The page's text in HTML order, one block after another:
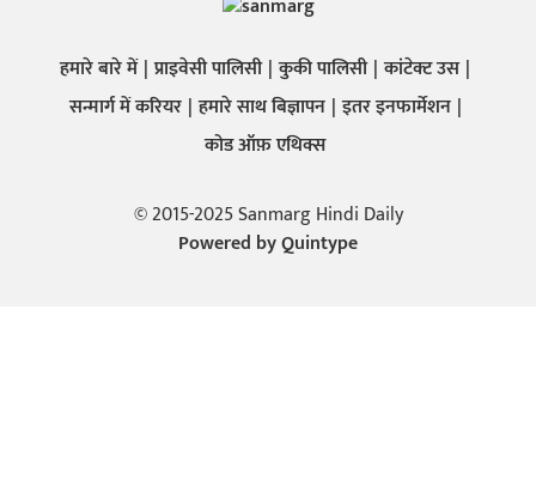
हमारे बारे में प्राइवेसी पालिसी कुकी पालिसी कांटेक्ट उस
सन्मार्ग में करियर हमारे साथ बिज्ञापन इतर इनफार्मेशन
कोड ऑफ़ एथिक्स
© 2015-2025 Sanmarg Hindi Daily
Powered byQuintype